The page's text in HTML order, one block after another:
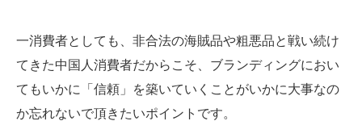
一消費者としても、非合法の海賊品や粗悪品と戦い続け
てきた中国人消費者だからこそ、ブランディングにおい
てもいかに「信頼」を築いていくことがいかに大事なの
か忘れないで頂きたいポイントです。